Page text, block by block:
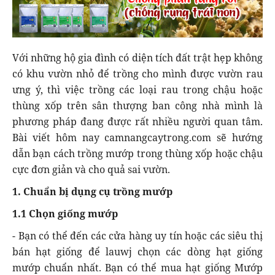
Với những hộ gia đình có diện tích đất trật hẹp không
có khu vườn nhỏ để trồng cho mình được vườn rau
ưng ý, thì việc trồng các loại rau trong chậu hoặc
thùng xốp trên sân thượng ban công nhà mình là
phương pháp đang được rất nhiều người quan tâm.
Bài viết hôm nay camnangcaytrong.com sẽ hướng
dẫn bạn cách trồng mướp trong thùng xốp hoặc chậu
cực đơn giản và cho quả sai vườn.
1. Chuẩn bị dụng cụ trồng mướp
1.1 Chọn giống mướp
- Bạn có thể đến các cửa hàng uy tín hoặc các siêu thị
bán hạt giống để lauwj chọn các dòng hạt giống
mướp chuẩn nhất. Bạn có thể mua hạt giống Mướp